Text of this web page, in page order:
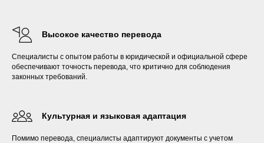
Высокое качество перевода
Специалисты с опытом работы в юридической и официальной сфере
обеспечивают точность перевода, что критично для соблюдения
законных требований.
Культурная и языковая адаптация
Помимо перевода, специалисты адаптируют документы с учетом